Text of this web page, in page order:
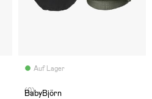
Auf Lager
(0)
BabyBjörn